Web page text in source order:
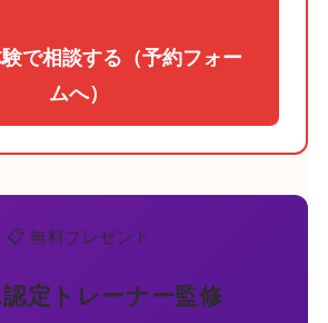
で相談する（予約フォー
ムへ）
📋 無料プレゼント
定トレーナー監修